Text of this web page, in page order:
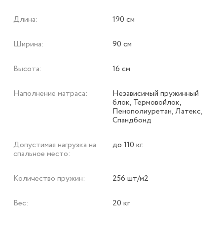
Длина: 190 см
Ширина: 90 см
Высота: 16 см
Наполнение матраса: Независимый пружинный
блок, Термовойлок,
Пенополиуретан, Латекс,
Спандбонд
Допустимая нагрузка на
спальное место:
до 110 кг.
Количество пружин: 256 шт/м2
Вес: 20 кг